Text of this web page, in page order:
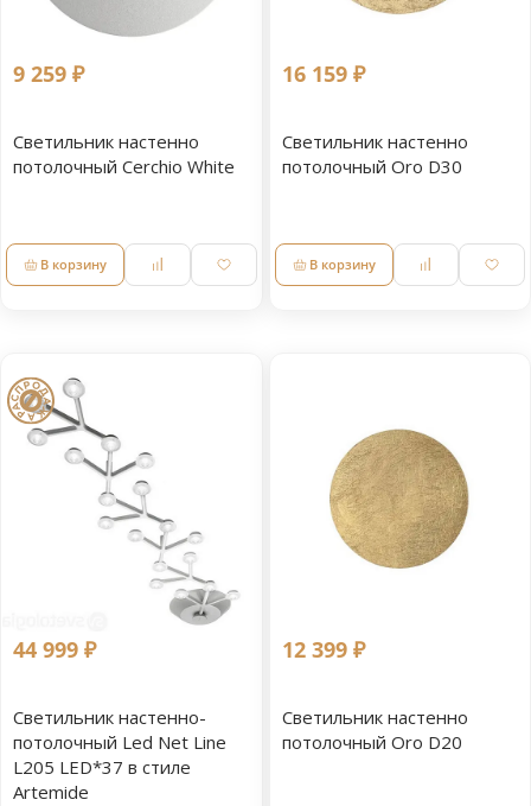
9 259 ₽
Светильник настенно
потолочный Cerchio White
В корзину
16 159 ₽
Светильник настенно
потолочный Oro D30
В корзину
44 999 ₽
Светильник настенно-
потолочный Led Net Line
L205 LED*37 в стиле
Artemide
12 399 ₽
Светильник настенно
потолочный Oro D20